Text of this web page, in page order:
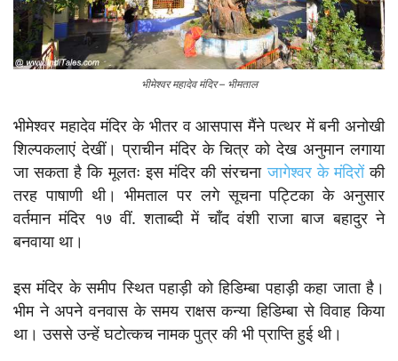
भीमेश्वर महादेव मंदिर – भीमताल
भीमेश्वर महादेव मंदिर के भीतर व आसपास मैंने पत्थर में बनी अनोखी
शिल्पकलाएं देखीं। प्राचीन मंदिर के चित्र को देख अनुमान लगाया
जा सकता है कि मूलतः इस मंदिर की संरचनाजागेश्वर के मंदिरोंकी
तरह पाषाणी थी। भीमताल पर लगे सूचना पट्टिका के अनुसार
वर्तमान मंदिर १७ वीं. शताब्दी में चाँद वंशी राजा बाज बहादुर ने
बनवाया था।
इस मंदिर के समीप स्थित पहाड़ी को हिडिम्बा पहाड़ी कहा जाता है।
भीम ने अपने वनवास के समय राक्षस कन्या हिडिम्बा से विवाह किया
था। उससे उन्हें घटोत्कच नामक पुत्र की भी प्राप्ति हुई थी।